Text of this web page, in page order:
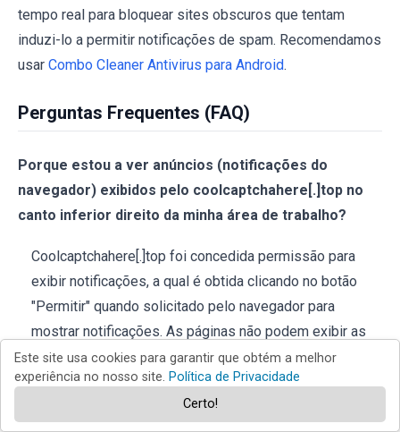
tempo real para bloquear sites obscuros que tentam
induzi-lo a permitir notificações de spam. Recomendamos
usar Combo Cleaner Antivirus para Android.
Perguntas Frequentes (FAQ)
Porque estou a ver anúncios (notificações do
navegador) exibidos pelo coolcaptchahere[.]top no
canto inferior direito da minha área de trabalho?
Coolcaptchahere[.]top foi concedida permissão para
exibir notificações, a qual é obtida clicando no botão
"Permitir" quando solicitado pelo navegador para
mostrar notificações. As páginas não podem exibir as
notificações sem o consentimento do visitante.
Cliquei em anúncios de notificação, o meu
computador está infectado?
Este site usa cookies para garantir que obtém a melhor
experiência no nosso site. Política de Privacidade
Certo!